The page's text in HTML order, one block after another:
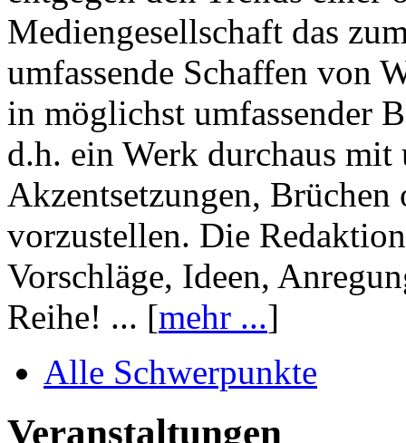
Mediengesellschaft das
umfassende Schaffen von
in möglichst umfassender
d.h. ein Werk durchaus mit
Akzentsetzungen, Brüchen
vorzustellen. Die
Vorschläge, Ideen,
Reihe! ... [mehr ...]
Alle Schwerpunkte
Veranstaltungen